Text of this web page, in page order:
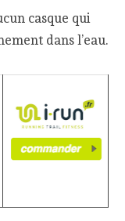
casque qui
dans l’eau.